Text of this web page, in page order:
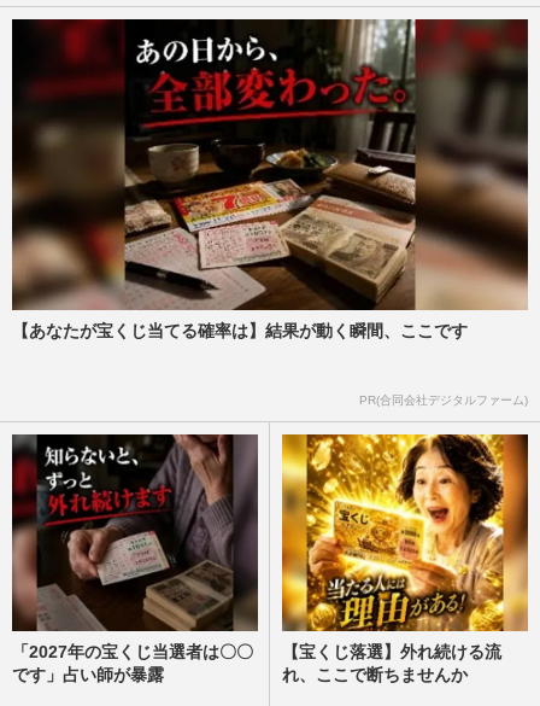
【あなたが宝くじ当てる確率は】結果が動く瞬間、ここです
PR(合同会社デジタルファーム)
「2027年の宝くじ当選者は〇〇
です」占い師が暴露
【宝くじ落選】外れ続ける流
れ、ここで断ちませんか